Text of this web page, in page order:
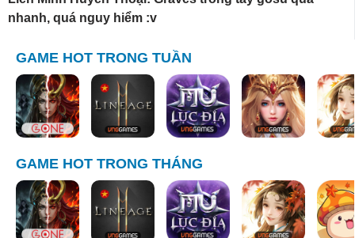
nhanh, quá nguy hiểm :v
GAME HOT TRONG TUẦN
GAME HOT TRONG THÁNG